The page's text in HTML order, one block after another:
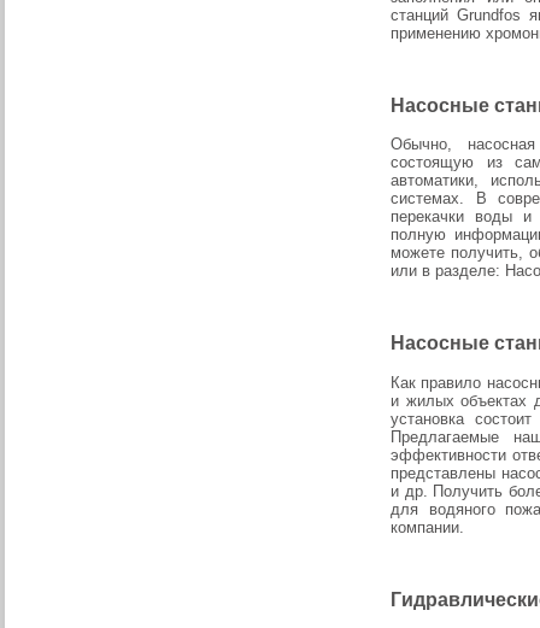
станций Grundfos
применению
Насосные
Обычно,
состоящую из
автоматики,
системах. В
перекачки воды
полную
можете получить,
или в разделе:
Насосные
Как правило
и жилых объектах
установка
Предлагаемые
эффективности
представлены
и др. Получить
для водяного
компании.